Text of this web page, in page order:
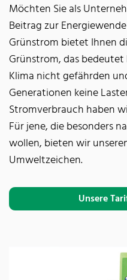
Möchten Sie als
Beitrag zur
Grünstrom bietet Ihnen
Grünstrom, das bedeutet
Klima nicht gefährden
Generationen keine
Stromverbrauch haben
Für jene, die besonders
wollen, bieten wir
Umweltzeichen.
Unsere